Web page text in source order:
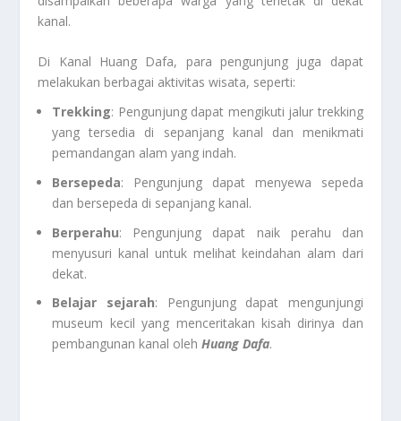
kanal.
Di Kanal Huang Dafa, para pengunjung juga dapat
melakukan berbagai aktivitas wisata, seperti:
Trekking: Pengunjung dapat mengikuti jalur trekking
yang tersedia di sepanjang kanal dan menikmati
pemandangan alam yang indah.
Bersepeda: Pengunjung dapat menyewa sepeda
dan bersepeda di sepanjang kanal.
Berperahu: Pengunjung dapat naik perahu dan
menyusuri kanal untuk melihat keindahan alam dari
dekat.
Belajar sejarah: Pengunjung dapat mengunjungi
museum kecil yang menceritakan kisah dirinya dan
pembangunan kanal olehHuang Dafa.